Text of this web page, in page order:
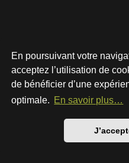
En poursuivant votre
acceptez l’utilisation de
de bénéficier d’une
optimale. En savoir plus…
Développé parphpBB®
Style par
Traduction